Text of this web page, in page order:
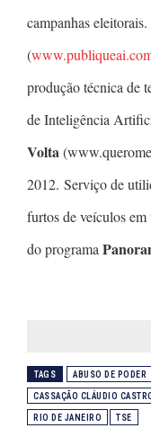
campanhas eleitorais.
(
produção técnica de
de Inteligência
Volta
2012. Serviço de
furtos de veículos
do programa
TAGS ABUSO DE PODER
CASSAÇÃO CLÁUDIO
RIO DE JANEIRO TSE